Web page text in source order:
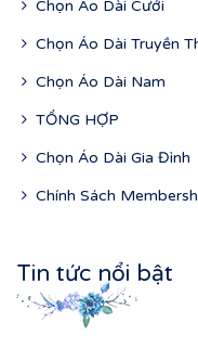
Chọn Áo Dài Cưới
Chọn Áo Dài Truyền
Chọn Áo Dài Nam
TỔNG HỢP
Chọn Áo Dài Gia Đình
Chính Sách
Tin tức nổi bật